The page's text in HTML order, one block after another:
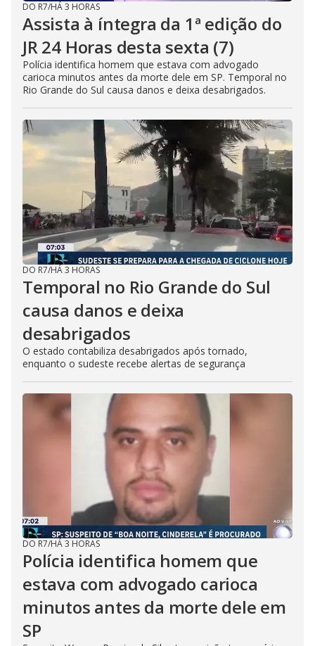
DO R7/HÁ 3 HORAS
Assista à íntegra da 1ª edição do
JR 24 Horas desta sexta (7)
Polícia identifica homem que estava com advogado
carioca minutos antes da morte dele em SP. Temporal no
Rio Grande do Sul causa danos e deixa desabrigados.
DO R7/HÁ 3 HORAS
Temporal no Rio Grande do Sul
causa danos e deixa
desabrigados
O estado contabiliza desabrigados após tornado,
enquanto o sudeste recebe alertas de segurança
DO R7/HÁ 3 HORAS
Polícia identifica homem que
estava com advogado carioca
minutos antes da morte dele em
SP